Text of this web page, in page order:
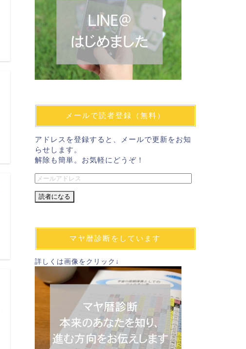
メールで読者登録（無料）
アドレスを登録すると、メールで更新をお知
らせします。
解除も簡単。お気軽にどうぞ！
メ
ル
レ
マヤ暦診断をしています
詳しくは画像をクリック↓